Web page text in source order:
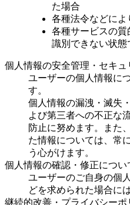
た場合
各種法令などに
各種サービスの
識別できない状態
個人情報の安全管理・セキュ
ユーザーの個人情報に
す。
個人情報の漏洩・滅失
よび第三者への不正な
防止に努めます。また
た情報については、常
う心がけます。
個人情報の確認・修正につい
ユーザーのご自身の個
どを求められた場合に
継続的改善・プライバシー